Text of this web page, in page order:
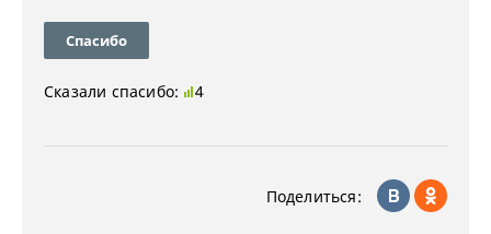
Спасибо
Сказали спасибо: 4
Поделиться: